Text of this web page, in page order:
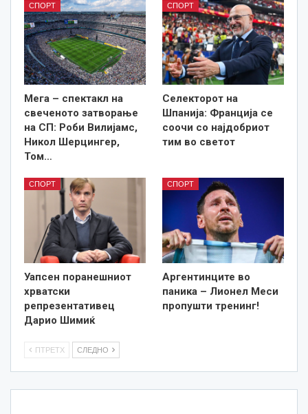
СПОРТ
Мега – спектакл на
свеченото затворање
на СП: Роби Вилијамс,
Никол Шерцингер,
Том…
СПОРТ
Селекторот на
Шпанија: Франција се
соочи со најдобриот
тим во светот
СПОРТ
Уапсен поранешниот
хрватски
репрезентативец
Дарио Шимиќ
СПОРТ
Аргентинците во
паника – Лионел Меси
пропушти тренинг!
ПТРЕТХ СЛЕДНО